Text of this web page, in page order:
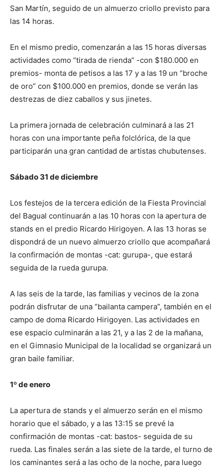
San Martín, seguido de un almuerzo criollo previsto para
las 14 horas.
En el mismo predio, comenzarán a las 15 horas diversas
actividades como “tirada de rienda” -con $180.000 en
premios- monta de petisos a las 17 y a las 19 un “broche
de oro” con $100.000 en premios, donde se verán las
destrezas de diez caballos y sus jinetes.
La primera jornada de celebración culminará a las 21
horas con una importante peña folclórica, de la que
participarán una gran cantidad de artistas chubutenses.
Sábado 31 de diciembre
Los festejos de la tercera edición de la Fiesta Provincial
del Bagual continuarán a las 10 horas con la apertura de
stands en el predio Ricardo Hirigoyen. A las 13 horas se
dispondrá de un nuevo almuerzo criollo que acompañará
la confirmación de montas -cat: gurupa-, que estará
seguida de la rueda gurupa.
A las seis de la tarde, las familias y vecinos de la zona
podrán disfrutar de una “bailanta campera”, también en el
campo de doma Ricardo Hirigoyen. Las actividades en
ese espacio culminarán a las 21, y a las 2 de la mañana,
en el Gimnasio Municipal de la localidad se organizará un
gran baile familiar.
1º de enero
La apertura de stands y el almuerzo serán en el mismo
horario que el sábado, y a las 13:15 se prevé la
confirmación de montas -cat: bastos- seguida de su
rueda. Las finales serán a las siete de la tarde, el turno de
los caminantes será a las ocho de la noche, para luego